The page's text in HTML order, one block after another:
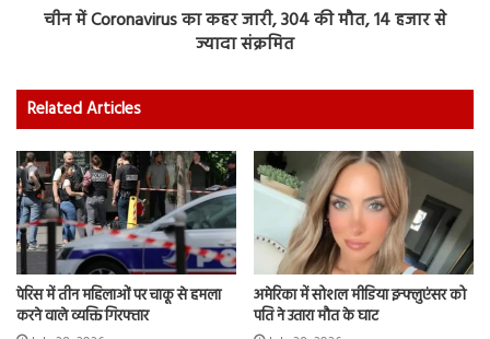
चीन में Coronavirus का कहर जारी, 304 की मौत, 14 हजार से
ज्यादा संक्रमित
Related Articles
पेरिस में तीन महिलाओं पर चाकू से हमला
करने वाले व्यक्ति गिरफ्तार
अमेरिका में सोशल मीडिया इन्फ्लुएंसर को
पति ने उतारा मौत के घाट